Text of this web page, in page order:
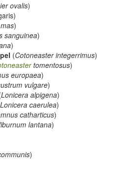
ovalis)
)
sanguinea)
)
(Cotoneaster integerrimus)
tomentosus)
europaea)
vulgare)
Lonicera alpigena)
Lonicera caerulea)
catharticus)
lantana)
)